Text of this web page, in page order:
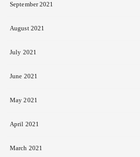
September 2021
August 2021
July 2021
June 2021
May 2021
April 2021
March 2021